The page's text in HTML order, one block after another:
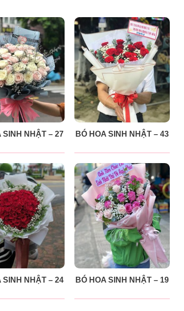
SINH NHẬT – 27 BÓ HOA SINH NHẬT – 43
SINH NHẬT – 24 BÓ HOA SINH NHẬT – 19